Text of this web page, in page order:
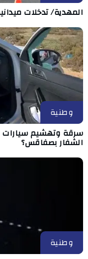
المهدية/ تدخلات
وطنية
سرقة وتهشيم
الشفار بصفاقس؟
وطنية